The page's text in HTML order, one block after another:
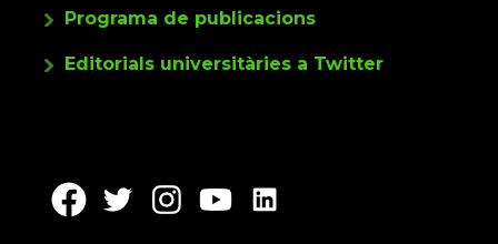
Programa de publicacions
Editorials universitàries a Twitter